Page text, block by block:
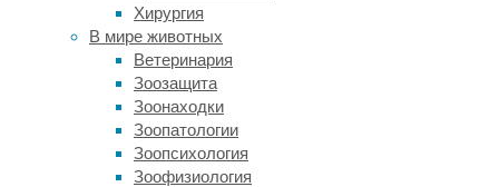
Хирургия
В мире животных
Ветеринария
Зоозащита
Зоонаходки
Зоопатологии
Зоопсихология
Зоофизиология
какой-
нибудь
крупной
рыбой
группой
рыб.